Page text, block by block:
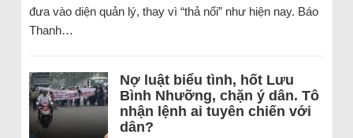
đưa vào diện quản lý, thay vì “thả nổi” như hiện nay. Báo
Thanh…
Nợ luật biểu tình, hốt Lưu
Bình Nhưỡng, chặn ý dân. Tô
nhận lệnh ai tuyên chiến với
dân?